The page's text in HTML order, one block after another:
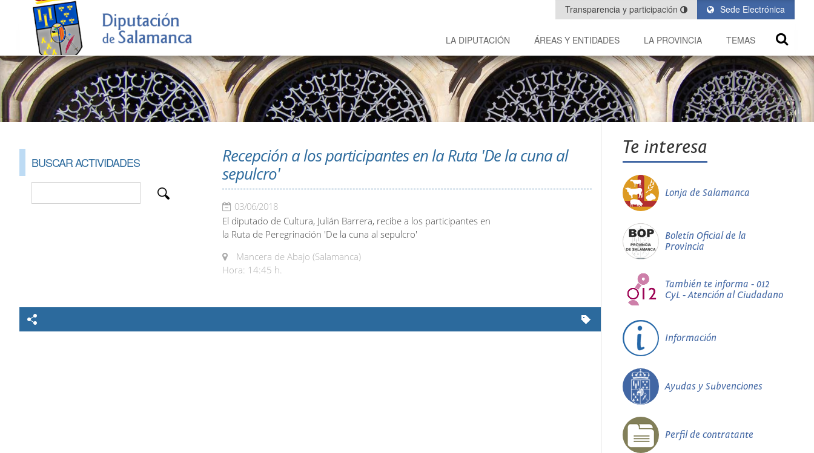
Sede Electrónica
Transparencia y participación
LA DIPUTACIÓN ÁREAS Y ENTIDADES LA PROVINCIA TEMAS
BUSCAR ACTIVIDADES
Recepción a los participantes en la Ruta 'De la cuna al
sepulcro'
03/06/2018
El diputado de Cultura, Julián Barrera, recibe a los participantes en
la Ruta de Peregrinación 'De la cuna al sepulcro'
Mancera de Abajo (Salamanca)
Hora: 14:45 h.
Te interesa
Lonja de Salamanca
Boletín Oficial de la
Provincia
También te informa - 012
CyL - Atención al Ciudadano
Información
Ayudas y Subvenciones
Perfil de contratante